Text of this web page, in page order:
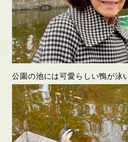
公園の池には可愛らしい鴨が泳